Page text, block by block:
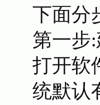
下面分
第一步
打开软
统默认